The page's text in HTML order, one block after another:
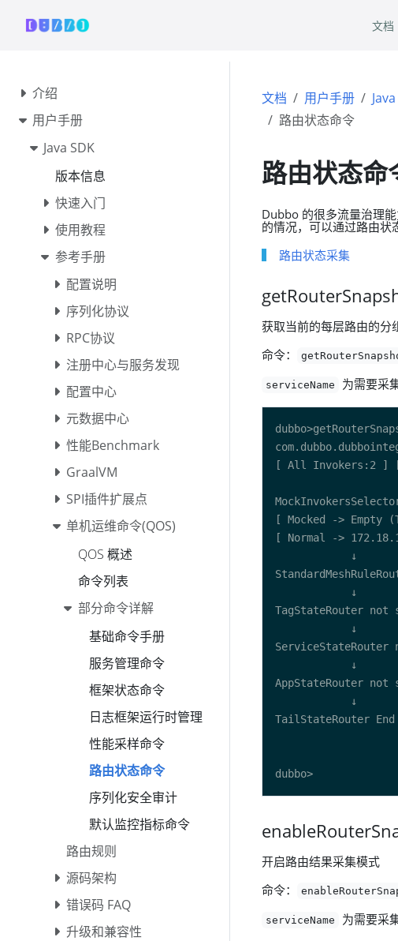
文档
介绍
用户手册
Java SDK
版本信息
快速入门
使用教程
参考手册
配置说明
序列化协议
RPC协议
注册中心与服务发现
配置中心
元数据中心
性能Benchmark
GraalVM
SPI插件扩展点
单机运维命令(QOS)
QOS 概述
命令列表
部分命令详解
基础命令手册
服务管理命令
框架状态命令
日志框架运行时管理
性能采样命令
路由状态命令
序列化安全审计
默认监控指标命令
路由规则
源码架构
错误码 FAQ
升级和兼容性
文档 用户手册
路由状态命令
路由状态命
Dubbo 的很多流量治理
的情况，可以通过路由状
路由状态采集
获取当前的每层路由的分
命令：
serviceName 为需要采
开启路由结果采集模式
命令：
serviceName 为需要采